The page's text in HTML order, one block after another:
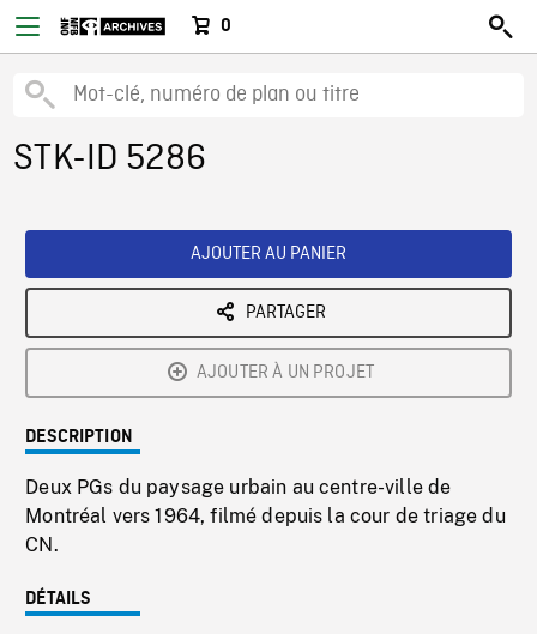
0
STK-ID 5286
AJOUTER AU PANIER
PARTAGER
AJOUTER À UN PROJET
DESCRIPTION
Deux PGs du paysage urbain au centre-ville de
Montréal vers 1964, filmé depuis la cour de triage du
CN.
DÉTAILS